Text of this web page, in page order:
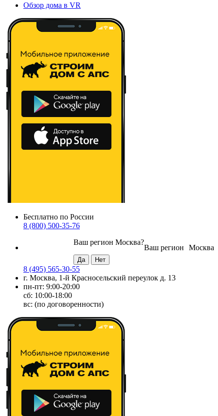
Обзор дома в VR
Бесплатно по России
8 (800) 500-35-76
Москва
Ваш регион
Ваш регион Москва?
8 (495) 565-30-55
г. Москва, 1-й Красносельский переулок д. 13
пн-пт: 9:00-20:00
сб: 10:00-18:00
вс: (по договоренности)